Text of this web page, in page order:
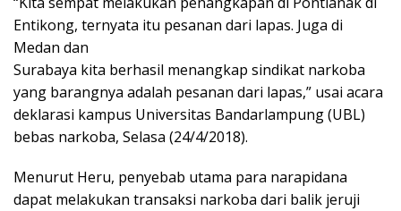
Entikong, ternyata itu pesanan dari lapas. Juga di
Medan dan
Surabaya kita berhasil menangkap sindikat narkoba
yang barangnya adalah pesanan dari lapas,” usai acara
deklarasi kampus Universitas Bandarlampung (UBL)
bebas narkoba, Selasa (24/4/2018).
Menurut Heru, penyebab utama para narapidana
dapat melakukan transaksi narkoba dari balik jeruji